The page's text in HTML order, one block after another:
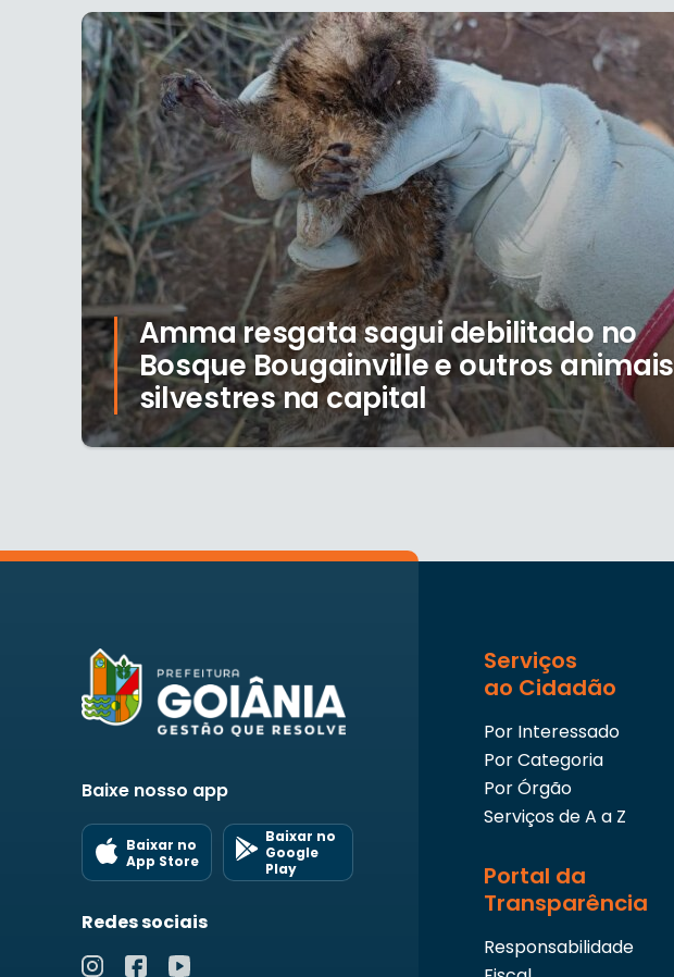
Amma resgata sagui debilitado no
Bosque Bougainville e outros animais
silvestres na capital
Baixe nosso app
Baixar no
App Store
Baixar no
Google
Play
Redes sociais
Serviços
ao Cidadão
Por Interessado
Por Categoria
Por Órgão
Serviços de A a Z
Portal da
Transparência
Responsabilidade